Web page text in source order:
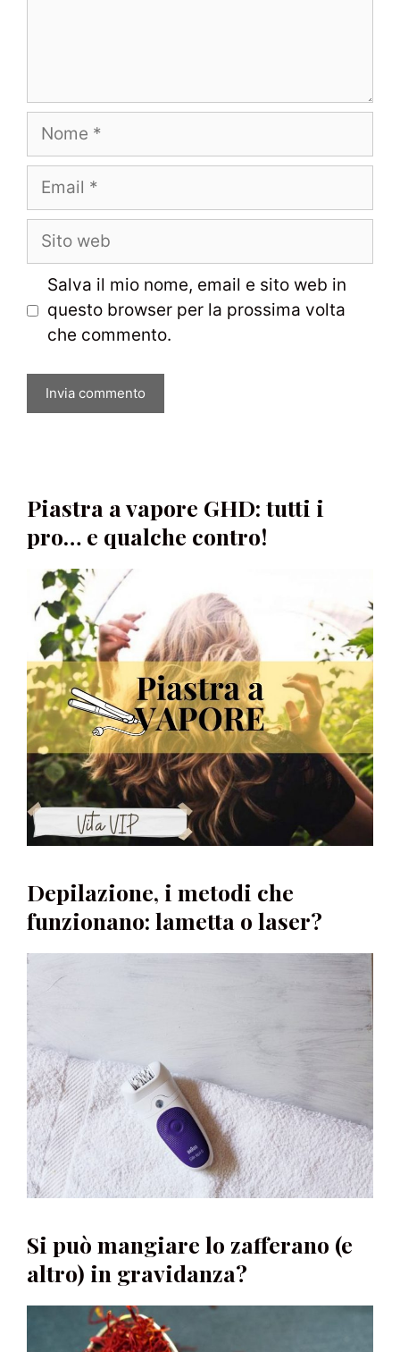
Nome
Email
Sito
Salva il mio nome, email e sito web in
questo browser per la prossima volta
che commento.
Piastra a vapore GHD: tutti i
pro… e qualche contro!
Depilazione, i metodi che
funzionano: lametta o laser?
Si può mangiare lo zafferano (e
altro) in gravidanza?